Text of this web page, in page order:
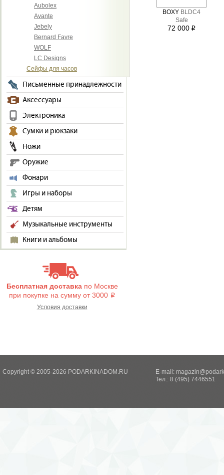
Aubolex
Avante
Jebely
Bernard Favre
WOLF
LC Designs
Сейфы для часов
Письменные принадлежности
Аксессуары
Электроника
Сумки и рюкзаки
Ножи
Оружие
Фонари
Игры и наборы
Детям
Музыкальные инструменты
Книги и альбомы
Бесплатная доставкапо Москве
при покупке на сумму от 3000 i
Условия доставки
BOXY BLDC4
Safe
72 000 i
Copyright © 2005-2026 PODARKINADOM.RU E-mail:
Тел.: 8 (495) 7446551